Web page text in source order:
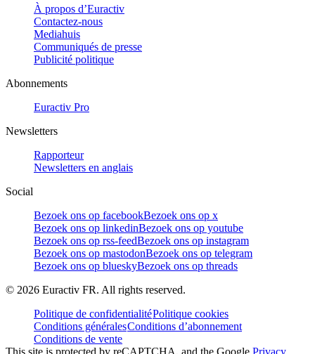
À propos d’Euractiv
Contactez-nous
Mediahuis
Communiqués de presse
Publicité politique
Abonnements
Euractiv Pro
Newsletters
Rapporteur
Newsletters en anglais
Social
Bezoek ons op facebookBezoek ons op x
Bezoek ons op linkedinBezoek ons op youtube
Bezoek ons op rss-feedBezoek ons op instagram
Bezoek ons op mastodonBezoek ons op telegram
Bezoek ons op blueskyBezoek ons op threads
© 2026 Euractiv FR. All rights reserved.
Politique de confidentialitéPolitique cookies
Conditions généralesConditions d’abonnement
Conditions de vente